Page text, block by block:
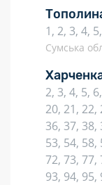
1, 2, 3, 4,
Сумська
2, 3, 4, 5,
20, 21, 22,
36, 37, 38,
53, 54, 58,
72, 73, 77,
93, 94, 95,